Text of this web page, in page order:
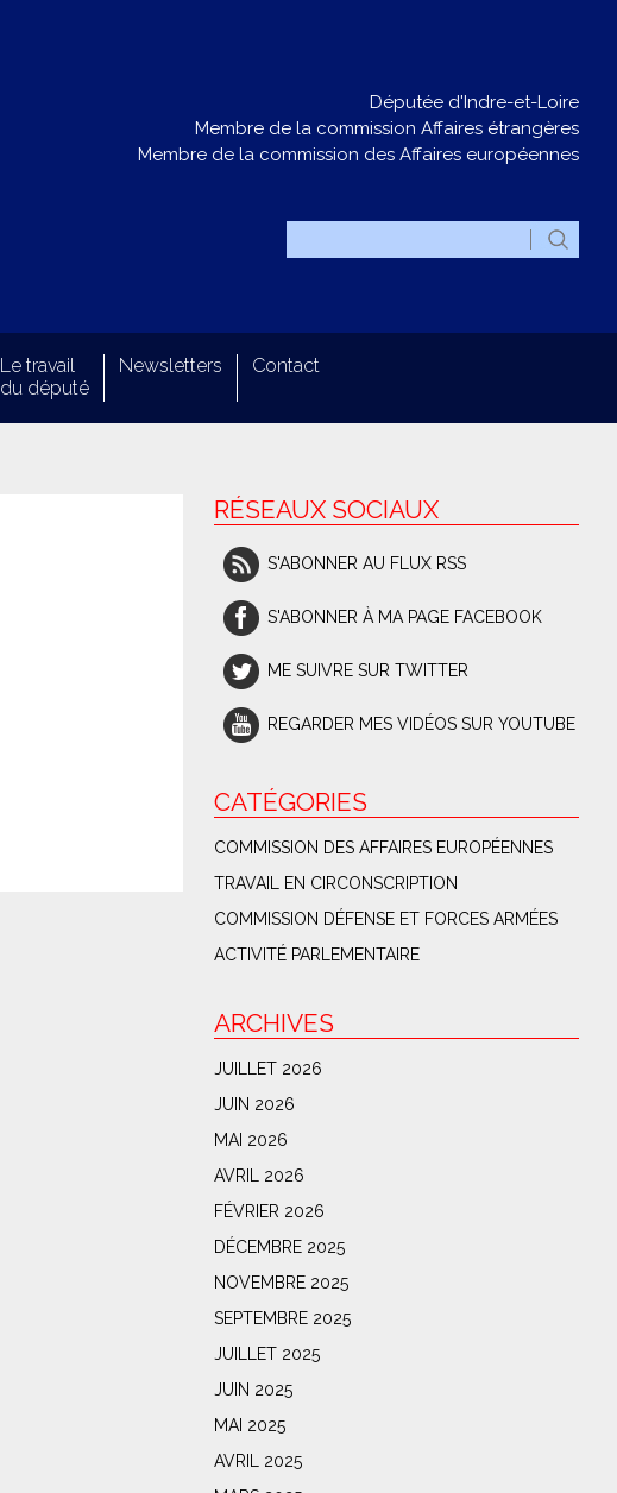
Députée d'Indre-et-Loire
Membre de la commission Affaires étrangères
Membre de la commission des Affaires européennes
Le travail
du député
Newsletters Contact
RÉSEAUX SOCIAUX
S'ABONNER AU FLUX RSS
S'ABONNER À MA PAGE FACEBOOK
ME SUIVRE SUR TWITTER
REGARDER MES VIDÉOS SUR YOUTUBE
CATÉGORIES
COMMISSION DES AFFAIRES EUROPÉENNES
TRAVAIL EN CIRCONSCRIPTION
COMMISSION DÉFENSE ET FORCES ARMÉES
ACTIVITÉ PARLEMENTAIRE
ARCHIVES
JUILLET 2026
JUIN 2026
MAI 2026
AVRIL 2026
FÉVRIER 2026
DÉCEMBRE 2025
NOVEMBRE 2025
SEPTEMBRE 2025
JUILLET 2025
JUIN 2025
MAI 2025
AVRIL 2025